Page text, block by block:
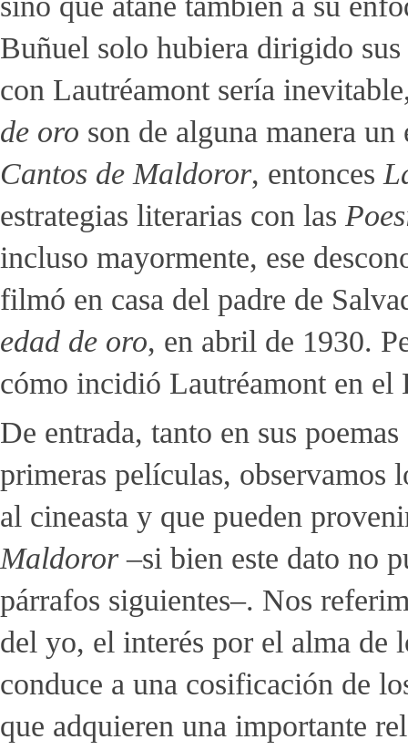
Buñuel solo hubiera dirigido
con Lautréamont sería
de oro son de alguna manera
Cantos de Maldoror, entonces
estrategias literarias con las
incluso mayormente, ese
filmó en casa del padre de
edad de oro, en abril de 1930.
cómo incidió Lautréamont en el
De entrada, tanto en sus
primeras películas, observamos
al cineasta y que pueden
Maldoror–si bien este dato no
párrafos siguientes–. Nos
del yo, el interés por el alma de
conduce a una cosificación de
que adquieren una importante